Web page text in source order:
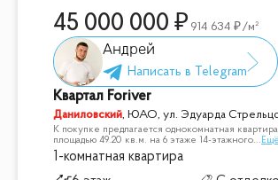
45 000 000 914 634 /м²
Андрей
Квартал Foriver
Даниловский, ЮАО, ул. Эдуарда
К покупке предлагается однокомнатная квартира
площадью 49.20 кв.м. на 6 этаже 14-этажного... Ещё
1-комнатная квартира